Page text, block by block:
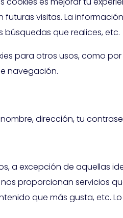
visitas. La
búsquedas que realices, etc.
para otros usos, como
navegación.
dirección, tu
a excepción de aquellas
proporcionan servicios
que más gusta, etc.